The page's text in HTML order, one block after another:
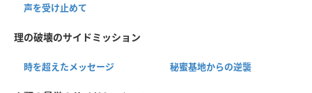
声を受け止めて
理の破壊のサイドミッション
時を超えたメッセージ 秘蜜基地からの逆襲